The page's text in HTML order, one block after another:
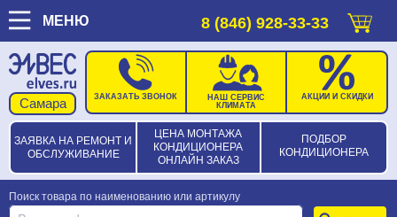
МЕНЮ 8 (846) 928-33-33
ЗАЯВКА НА РЕМОНТ И
ОБСЛУЖИВАНИЕ
ЦЕНА МОНТАЖА
КОНДИЦИОНЕРА
ОНЛАЙН ЗАКАЗ
ПОДБОР
КОНДИЦИОНЕРА
ЗАКАЗАТЬ ЗВОНОК
НАШ СЕРВИС
КЛИМАТА
АКЦИИ И СКИДКИ
Поиск товара по наименованию или артикулу